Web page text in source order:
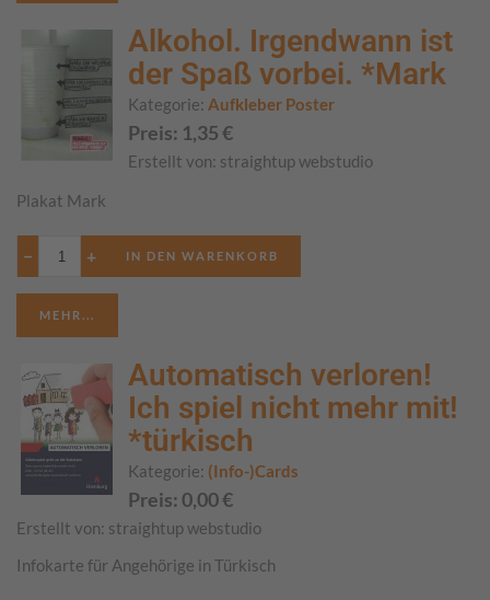
Alkohol. Irgendwann ist
der Spaß vorbei. *Mark
Kategorie: Aufkleber Poster
Preis: 1,35€
Erstellt von: straightup webstudio
Plakat Mark
− +
MEHR...
Automatisch verloren!
Ich spiel nicht mehr mit!
*türkisch
Kategorie: (Info-)Cards
Preis: 0,00€
Erstellt von: straightup webstudio
Infokarte für Angehörige in Türkisch